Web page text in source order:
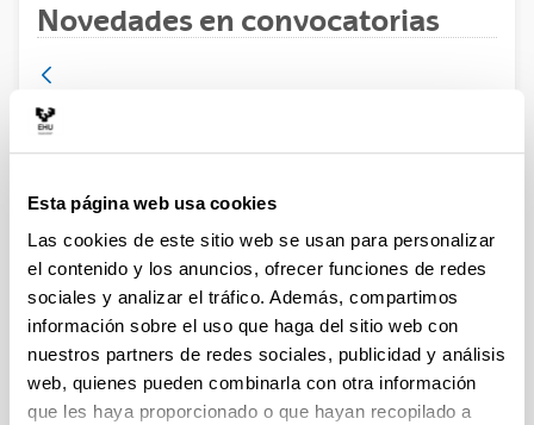
Esta página web usa cookies
Las cookies de este sitio web se usan para personalizar
el contenido y los anuncios, ofrecer funciones de redes
sociales y analizar el tráfico. Además, compartimos
información sobre el uso que haga del sitio web con
nuestros partners de redes sociales, publicidad y análisis
web, quienes pueden combinarla con otra información
que les haya proporcionado o que hayan recopilado a
Novedades en convocatorias
Ayudas para la movilidad de personal
investigador para estancias en agentes
de la Red Vasca de Ciencia y
Tecnología e Innovación (RVCTI) de 15
a 90 días – 2023
Movilidad
Convocatoria
Convocatorias anteriores
Datos de contacto